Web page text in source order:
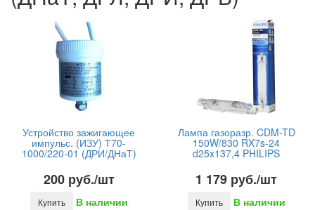
Устройство зажигающее
импульс. (ИЗУ) Т70-
1000/220-01 (ДРИ/ДНаТ)
200 руб./шт
Купить В наличии
Лампа газоразр. CDM-TD
150W/830 RX7s-24
d25x137,4 PHILIPS
1 179 руб./шт
Купить В наличии